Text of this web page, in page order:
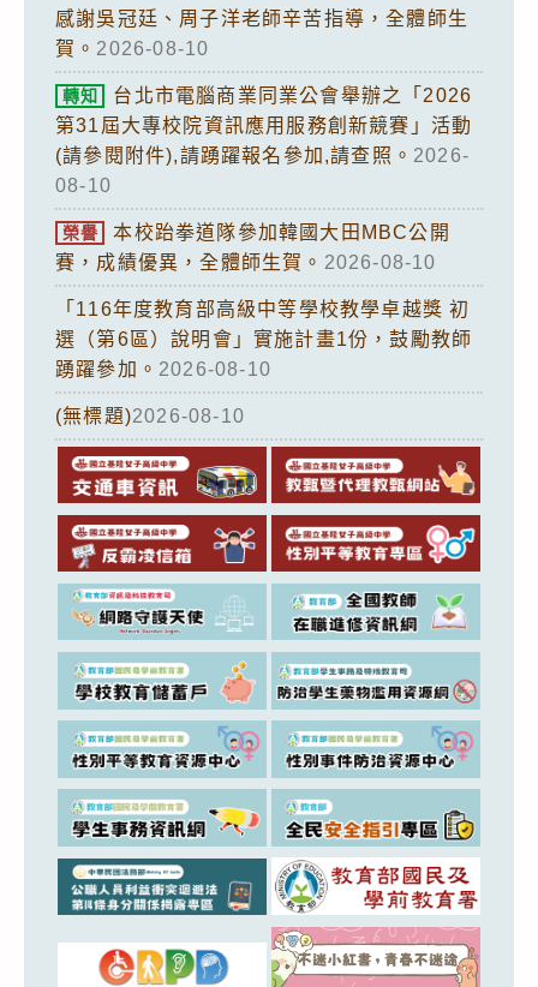
感謝吳冠廷、周子洋老師辛苦指導，全體師生
賀。 2026-08-10
轉知
台北市電腦商業同業公會舉辦之「2026
第31屆大專校院資訊應用服務創新競賽」活動
(請參閱附件),請踴躍報名參加,請查照。 2026-
08-10
榮譽
本校跆拳道隊參加韓國大田MBC公開
賽，成績優異，全體師生賀。 2026-08-10
「116年度教育部高級中等學校教學卓越獎 初
選（第6區）說明會」實施計畫1份，鼓勵教師
踴躍參加。 2026-08-10
(無標題)2026-08-10